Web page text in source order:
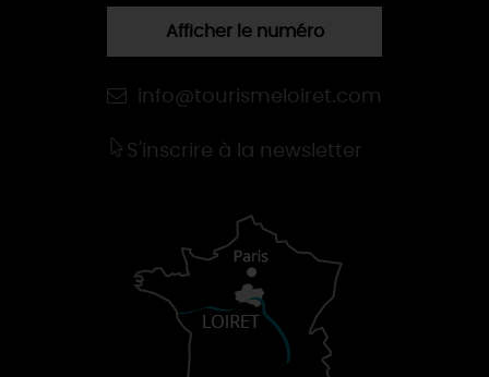
Afficher le numéro
info@tourismeloiret.com
S'inscrire à la newsletter